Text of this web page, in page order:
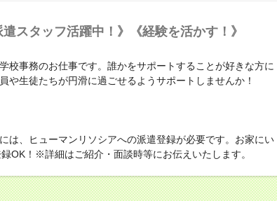
遣スタッフ活躍中！》《経験を活かす！》
校事務のお仕事です。誰かをサポートすることが好きな方に
や生徒たちが円滑に過ごせるようサポートしませんか！
は、ヒューマンリソシアへの派遣登録が必要です。お家にい
OK！※詳細はご紹介・面談時等にお伝えいたします。